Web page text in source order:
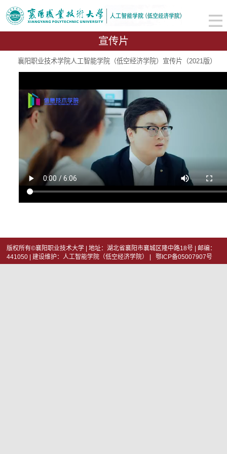
宣传片
襄阳职业技术学院人工智能学院（低空经济学院）宣传片（2021版）
版权所有©襄阳职业技术大学 | 地址：湖北省襄阳市襄城区隆中路18号 | 邮编：
441050 | 建设维护：人工智能学院（低空经济学院） | 鄂ICP备05007907号